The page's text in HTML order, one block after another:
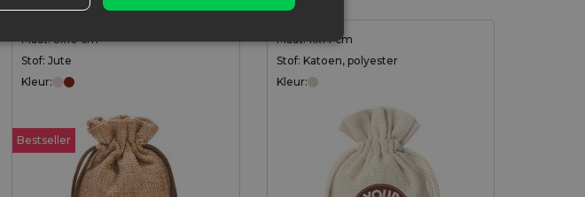
Maat: 8x10 cm
Stof: Jute
Kleur:
Bestseller
Maat: 11x14 cm
Stof: Katoen, polyester
Kleur: